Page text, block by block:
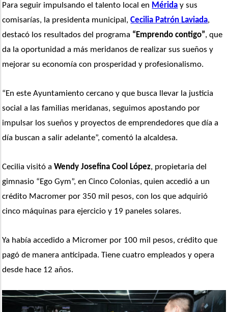
Para seguir impulsando el talento local en Mérida y sus
comisarías, la presidenta municipal, Cecilia Patrón Laviada,
destacó los resultados del programa “Emprendo contigo”, que
da la oportunidad a más meridanos de realizar sus sueños y
mejorar su economía con prosperidad y profesionalismo.
“En este Ayuntamiento cercano y que busca llevar la justicia
social a las familias meridanas, seguimos apostando por
impulsar los sueños y proyectos de emprendedores que día a
día buscan a salir adelante”, comentó la alcaldesa.
Cecilia visitó a Wendy Josefina Cool López, propietaria del
gimnasio “Ego Gym”, en Cinco Colonias, quien accedió a un
crédito Macromer por 350 mil pesos, con los que adquirió
cinco máquinas para ejercicio y 19 paneles solares.
Ya había accedido a Micromer por 100 mil pesos, crédito que
pagó de manera anticipada. Tiene cuatro empleados y opera
desde hace 12 años.